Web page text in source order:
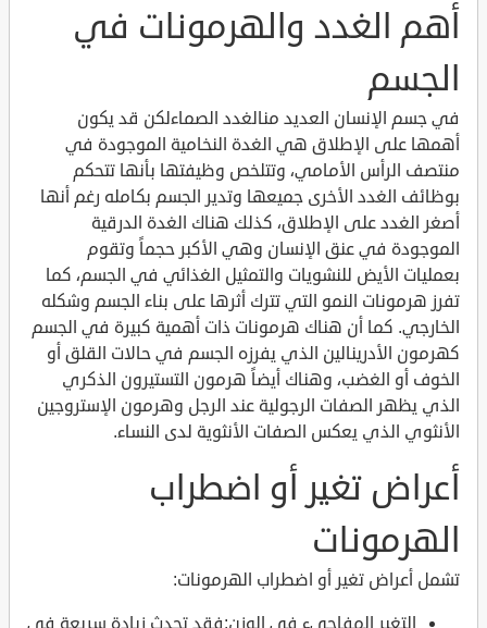
أهم الغدد والهرمونات في
الجسم
في جسم الإنسان العديد منالغدد الصماءلكن قد يكون
أهمها على الإطلاق هي الغدة النخامية الموجودة في
منتصف الرأس الأمامي، وتتلخص وظيفتها بأنها تتحكم
بوظائف الغدد الأخرى جميعها وتدير الجسم بكامله رغم أنها
أصغر الغدد على الإطلاق، كذلك هناك الغدة الدرقية
الموجودة في عنق الإنسان وهي الأكبر حجماً وتقوم
بعمليات الأيض للنشويات والتمثيل الغذائي في الجسم، كما
تفرز هرمونات النمو التي تترك أثرها على بناء الجسم وشكله
الخارجي. كما أن هناك هرمونات ذات أهمية كبيرة في الجسم
كهرمون الأدرينالين الذي يفرزه الجسم في حالات القلق أو
الخوف أو الغضب، وهناك أيضاً هرمون التستيرون الذكري
الذي يظهر الصفات الرجولية عند الرجل وهرمون الإستروجين
الأنثوي الذي يعكس الصفات الأنثوية لدى النساء.
أعراض تغير أو اضطراب
الهرمونات
تشمل أعراض تغير أو اضطراب الهرمونات: